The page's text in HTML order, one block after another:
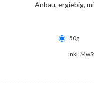
Anbau, ergiebig,
50g
inkl.